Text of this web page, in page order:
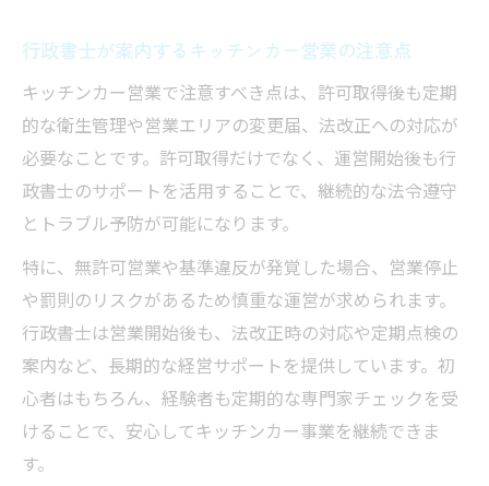
行政書士が案内するキッチンカー営業の注意点
キッチンカー営業で注意すべき点は、許可取得後も定期
的な衛生管理や営業エリアの変更届、法改正への対応が
必要なことです。許可取得だけでなく、運営開始後も行
政書士のサポートを活用することで、継続的な法令遵守
とトラブル予防が可能になります。
特に、無許可営業や基準違反が発覚した場合、営業停止
や罰則のリスクがあるため慎重な運営が求められます。
行政書士は営業開始後も、法改正時の対応や定期点検の
案内など、長期的な経営サポートを提供しています。初
心者はもちろん、経験者も定期的な専門家チェックを受
けることで、安心してキッチンカー事業を継続できま
す。